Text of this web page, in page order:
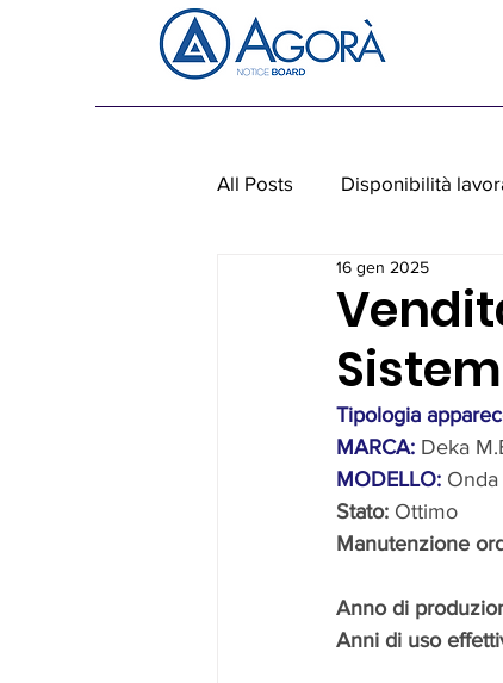
All Posts Disponibilità
Personale non medico
16 gen 2025
Tipologia
MARCA: Deka
MODELLO: Onda
Stato: Ottimo
Manutenzione
Anno di
Anni di uso